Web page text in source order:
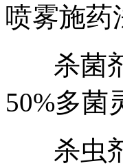
喷雾施药
杀菌
50%多菌
杀虫